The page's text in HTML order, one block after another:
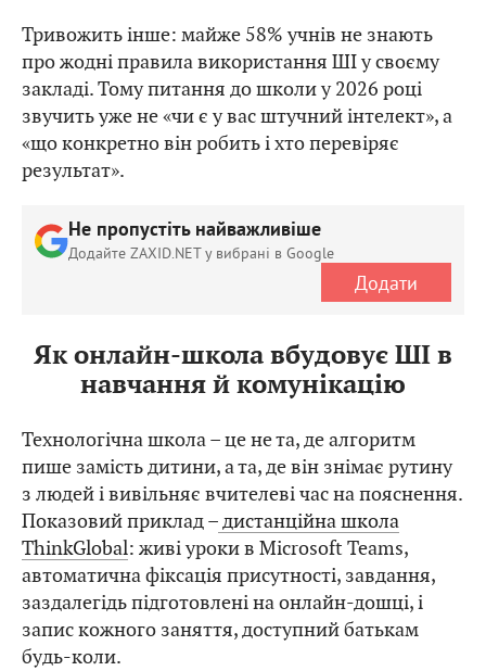
Тривожить інше: майже 58% учнів не знають
про жодні правила використання ШІ у своєму
закладі. Тому питання до школи у 2026 році
звучить уже не «чи є у вас штучний інтелект», а
«що конкретно він робить і хто перевіряє
результат».
Не пропустіть найважливіше
Додайте ZAXID.NET у вибрані в Google
Додати
Як онлайн-школа вбудовує ШІ в
навчання й комунікацію
Технологічна школа – це не та, де алгоритм
пише замість дитини, а та, де він знімає рутину
з людей і вивільняє вчителеві час на пояснення.
Показовий приклад –дистанційна школа
ThinkGlobal: живі уроки в Microsoft Teams,
автоматична фіксація присутності, завдання,
заздалегідь підготовлені на онлайн-дошці, і
запис кожного заняття, доступний батькам
будь-коли.